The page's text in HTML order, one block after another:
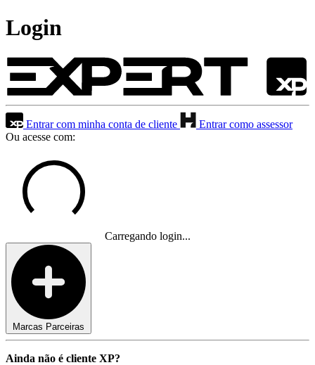
Login
Entrar com minha conta de cliente
Entrar como assessor
Ou acesse com:
Carregando login...
Marcas Parceiras
Ainda não é cliente XP?